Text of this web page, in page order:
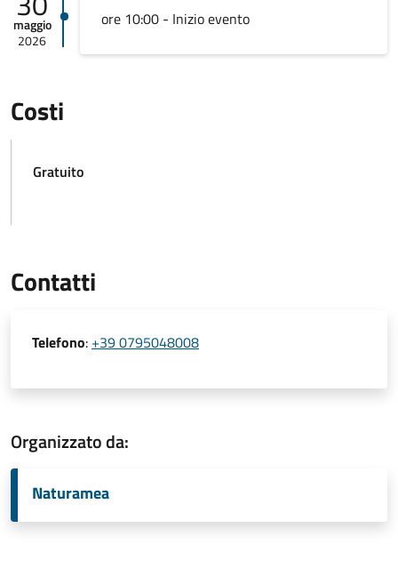
maggio
2026
ore 10:00 - Inizio evento
Costi
Gratuito
Contatti
Telefono: +39 0795048008
Organizzato da:
Naturamea